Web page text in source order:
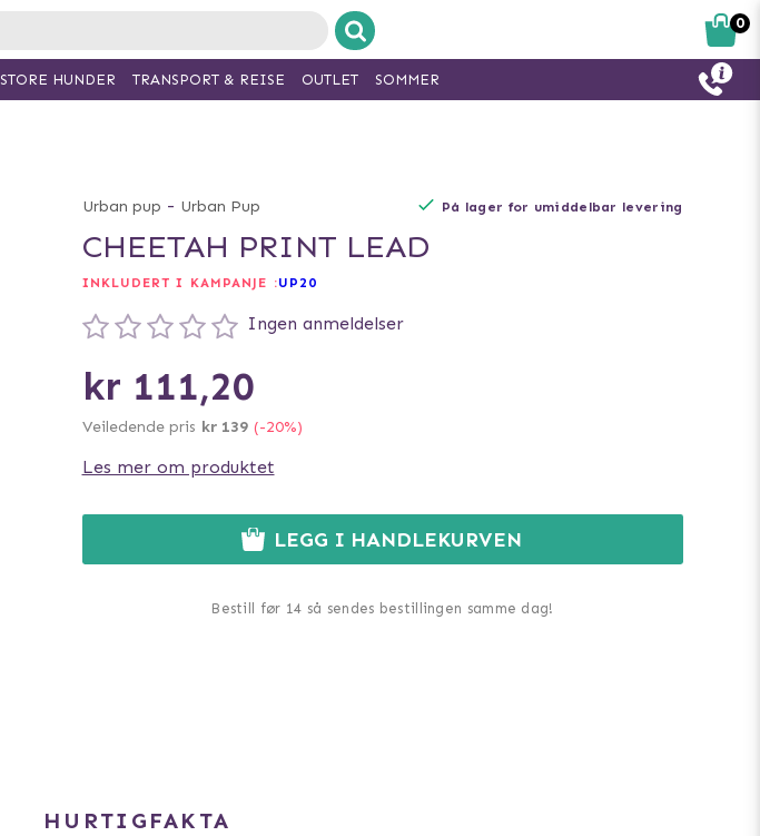
Urban pup - Urban Pup På lager for umiddelbar levering
CHEETAH PRINT LEAD
INKLUDERT I KAMPANJE :UP20
Ingen anmeldelser
kr 111,20
Veiledende pris kr 139 (-20%)
Les mer om produktet
LEGG I HANDLEKURVEN
Bestill før 14 så sendes bestillingen samme dag!
HURTIGFAKTA
0
STORE HUNDER TRANSPORT & REISE OUTLET SOMMER